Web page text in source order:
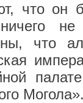
что он
не
что